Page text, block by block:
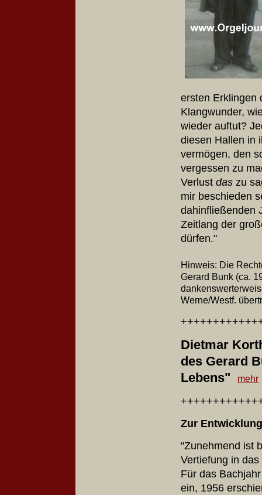
ersten Erklingen
Klangwunder,
wieder auftut?
diesen Hallen in
vermögen, den
vergessen zu
Verlust das zu
mir beschieden
dahinfließenden
Zeitlang der
dürfen."
Hinweis: Die
Gerard Bunk (ca.
Werne/Westf.
Dietmar
des Gerard
Lebens"
mehr
Zur
"Zunehmend ist
Vertiefung in
Für das
ein, 1956